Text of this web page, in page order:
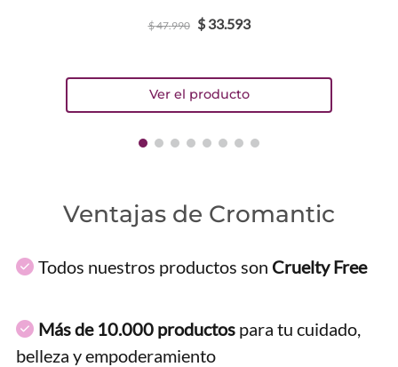
$47.990 $ 33.593
Ventajas de Cromantic
Todos nuestros productos son Cruelty Free
Más de 10.000 productos para tu cuidado,
belleza y empoderamiento